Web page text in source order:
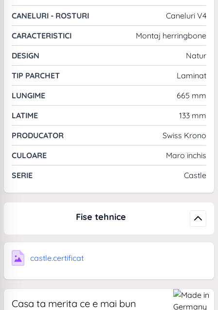
CANELURI - ROSTURI Caneluri V4
CARACTERISTICI Montaj herringbone
DESIGN Natur
TIP PARCHET Laminat
LUNGIME 665 mm
LATIME 133 mm
PRODUCATOR Swiss Krono
CULOARE Maro inchis
SERIE Castle
Fise tehnice
castle.certificat
Casa ta merita ce e mai bun